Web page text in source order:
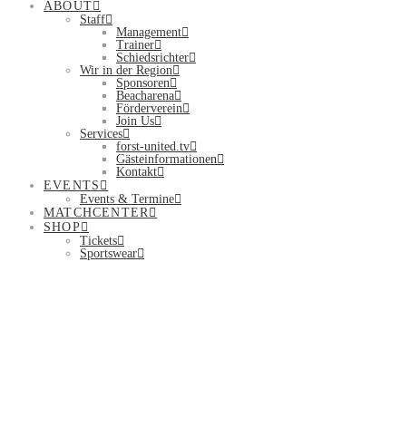
ABOUT
Staff
Management
Trainer
Schiedsrichter
Wir in der Region
Sponsoren
Beacharena
Förderverein
Join Us
Services
forst-united.tv
Gästeinformationen
Kontakt
EVENTS
Events & Termine
MATCHCENTER
SHOP
Tickets
Sportswear